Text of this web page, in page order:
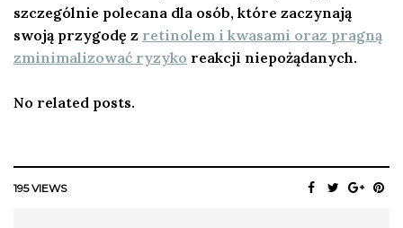
szczególnie polecana dla osób, które zaczynają
swoją przygodę z retinolem i kwasami oraz pragną
zminimalizować ryzyko reakcji niepożądanych.
No related posts.
195 VIEWS